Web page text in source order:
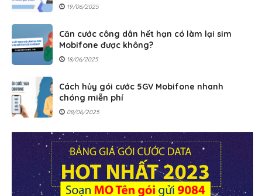
19/06/2025
Căn cước công dân hết hạn có làm lại sim
Mobifone được không?
18/06/2025
Cách hủy gói cước 5GV Mobifone nhanh
chóng miễn phí
08/06/2025